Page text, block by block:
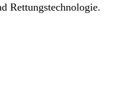
Rettungstechnologie.